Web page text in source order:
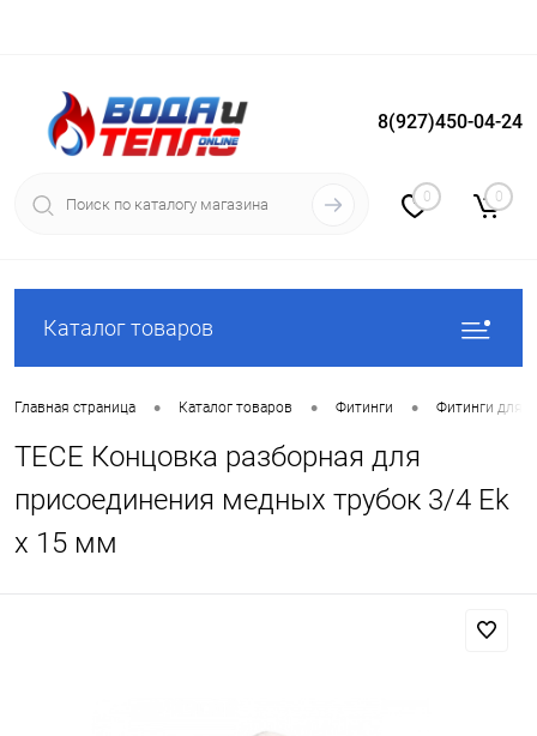
Вход Регистрация
8(927)450-04-24
0 0
Каталог товаров
Главная страница • Каталог товаров • Фитинги • Фитинги для
TECE Концовка разборная для
присоединения медных трубок 3/4 Ek
x 15 мм